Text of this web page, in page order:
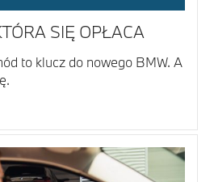
SIĘ OPŁACA
to klucz do nowego BMW. A